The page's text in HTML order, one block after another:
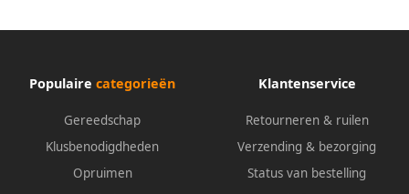
Populaire categorieën
Gereedschap
Klusbenodigdheden
Opruimen
Klantenservice
Retourneren & ruilen
Verzending & bezorging
Status van bestelling